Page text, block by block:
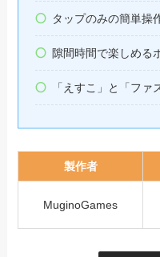
タップのみの簡単操
隙間時間で楽しめる
「えすこ」と「フ
製作者
MuginoGames